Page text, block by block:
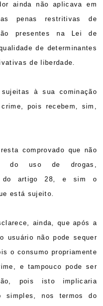
ainda não aplicava em
penas restritivas de
presentes na Lei de
de determinantes
de liberdade.
à sua cominação
pois recebem, sim,
comprovado que não
do uso de drogas,
do artigo 28, e sim o
está sujeito.
ainda, que após a
usuário não pode sequer
o consumo propriamente
e tampouco pode ser
pois isto implicaria
simples, nos termos do